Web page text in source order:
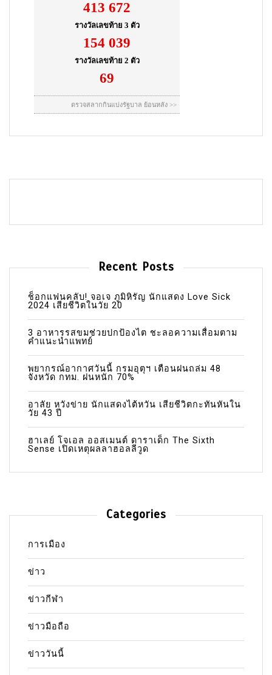
Recent Posts
ช็อกแฟนคลับ! จอเจ ภูมิหิรัญ นักแสดง Love Sick
2024 เสียชีวิตในวัย 20
3 อาหารรสขมช่วยปกป้องไต ชะลอความเสื่อมตาม
คำแนะนำแพทย์
พยากรณ์อากาศวันนี้ กรมอุตุฯ เตือนฝนถล่ม 48
จังหวัด กทม. ฝนหนัก 70%
อาลัย หวังข่าย นักแสดงไต้หวัน เสียชีวิตกะทันหันใน
วัย 43 ปี
ฮาเลย์ โจเอล ออสเมนต์ ดาราเด็ก The Sixth
Sense เปิดเหตุผลลาฮอลลีวูด
Categories
การเมือง
ข่าว
ข่าวกีฬา
ข่าวมือถือ
ข่าววันนี้